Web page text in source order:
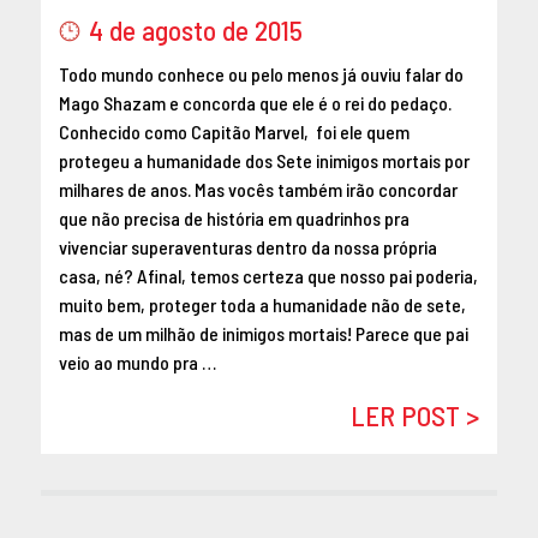
MAIO 2016
MARÇO 2016
FEVEREIRO 2016
JANEIRO 2016
DEZEMBRO 2015
NOVEMBRO 2015
OUTUBRO 2015
SETEMBRO 2015
AGOSTO 2015
4 de agosto de 2015
Todo mundo conhece ou pelo menos já ouviu falar do
Mago Shazam e concorda que ele é o rei do pedaço.
Conhecido como Capitão Marvel, foi ele quem
protegeu a humanidade dos Sete inimigos mortais por
milhares de anos. Mas vocês também irão concordar
que não precisa de história em quadrinhos pra
vivenciar superaventuras dentro da nossa própria
casa, né? Afinal, temos certeza que nosso pai poderia,
muito bem, proteger toda a humanidade não de sete,
mas de um milhão de inimigos mortais! Parece que pai
veio ao mundo pra …
LER POST >